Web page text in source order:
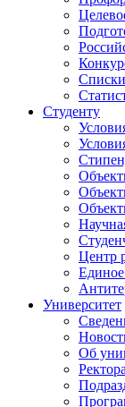
Студенту
Центр
Университет
Об